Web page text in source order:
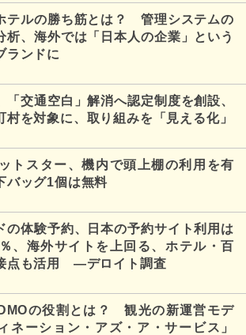
テルの勝ち筋とは？ 管理システムの
析、海外では「日本人の企業」という
ランドに
「交通空白」解消へ認定制度を創設、
村を対象に、取り組みを「見える化」
トスター、機内で頭上棚の利用を有
バッグ1個は無料
の体験予約、日本の予約サイト利用は
、海外サイトを上回る、ホテル・百
点も活用 ―デロイト調査
の役割とは？ 観光の新運営モデ
ネーション・アズ・ア・サービス」